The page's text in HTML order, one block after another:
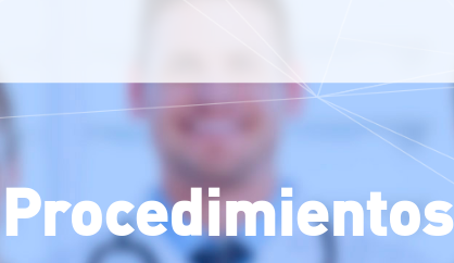
Procedimientos